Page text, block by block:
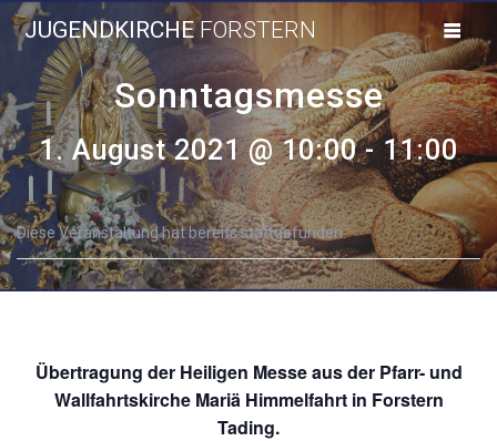
to
content
JUGENDKIRCHEFORSTERN
Sonntagsmesse
1. August 2021 @ 10:00-11:00
Diese Veranstaltung hat bereits stattgefunden.
Übertragung der Heiligen Messe aus der Pfarr- und
Wallfahrtskirche Mariä Himmelfahrt in Forstern
Tading.